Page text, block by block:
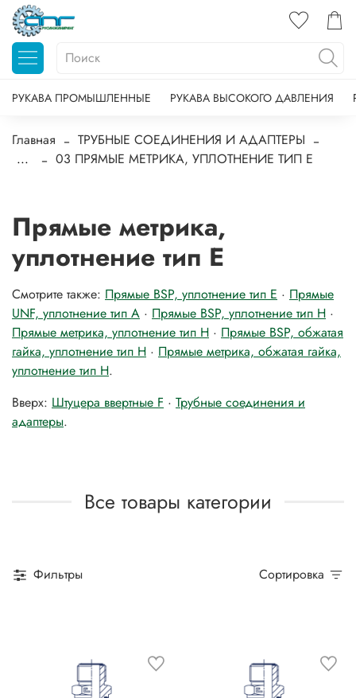
РУКАВА ПРОМЫШЛЕННЫЕ РУКАВА ВЫСОКОГО ДАВЛЕНИЯ
Главная
ТРУБНЫЕ СОЕДИНЕНИЯ И АДАПТЕРЫ
...
03 ПРЯМЫЕ МЕТРИКА, УПЛОТНЕНИЕ ТИП E
Прямые метрика,
уплотнение тип E
Смотрите также: Прямые BSP, уплотнение тип E · Прямые
UNF, уплотнение тип A · Прямые BSP, уплотнение тип H ·
Прямые метрика, уплотнение тип H · Прямые BSP, обжатая
гайка, уплотнение тип H · Прямые метрика, обжатая гайка,
уплотнение тип H.
Вверх: Штуцера ввертные F · Трубные соединения и
адаптеры.
Все товары категории
Фильтры Сортировка